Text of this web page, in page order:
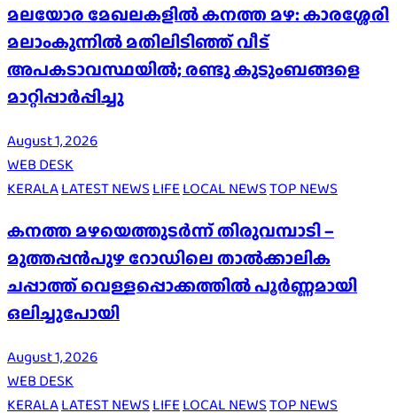
മലയോര മേഖലകളിൽ കനത്ത മഴ: കാരശ്ശേരി
മലാംകുന്നിൽ മതിലിടിഞ്ഞ് വീട്
അപകടാവസ്ഥയിൽ; രണ്ടു കുടുംബങ്ങളെ
മാറ്റിപ്പാർപ്പിച്ചു
August 1, 2026
WEB DESK
KERALALATEST NEWS LIFE LOCAL NEWSTOP NEWS
കനത്ത മഴയെത്തുടർന്ന് തിരുവമ്പാടി –
മുത്തപ്പൻപുഴ റോഡിലെ താൽക്കാലിക
ചപ്പാത്ത് വെള്ളപ്പൊക്കത്തിൽ പൂർണ്ണമായി
ഒലിച്ചുപോയി
August 1, 2026
WEB DESK
KERALALATEST NEWSLIFELOCAL NEWSTOP NEWS